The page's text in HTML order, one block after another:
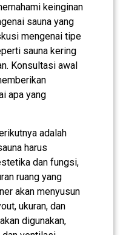
keinginan
sauna yang
mengenai tipe
sauna kering
Konsultasi awal
apa yang
adalah
harus
dan fungsi,
ruang yang
akan menyusun
ukuran, dan
digunakan,